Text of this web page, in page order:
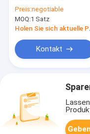
steuerte
Preis:negotiable
MOQ:1 Satz
Kontakt